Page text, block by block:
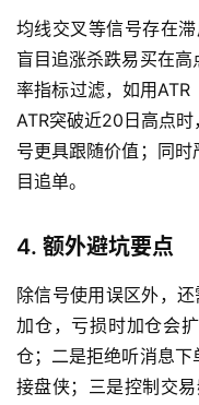
均线交叉等信号存在
盲目追涨杀跌易买在
率指标过滤，如用ATR
ATR突破近20日高点
号更具跟随价值；同
目追单。
4. 额外避坑要点
除信号使用误区外，
加仓，亏损时加仓会
仓；二是拒绝听消息
接盘侠；三是控制交